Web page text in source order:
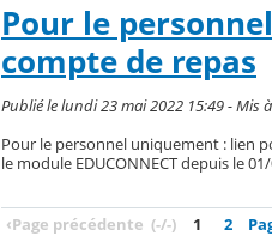
Pour le
compte de repas
Publié le lundi 23 mai 2022 15:49 - Mis
Pour le personnel uniquement : lien
le module EDUCONNECT depuis le
‹Page précédente (-/-) 1 2